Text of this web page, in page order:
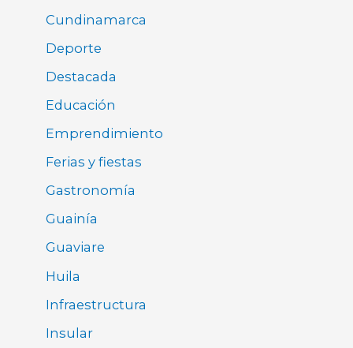
Cundinamarca
Deporte
Destacada
Educación
Emprendimiento
Ferias y fiestas
Gastronomía
Guainía
Guaviare
Huila
Infraestructura
Insular